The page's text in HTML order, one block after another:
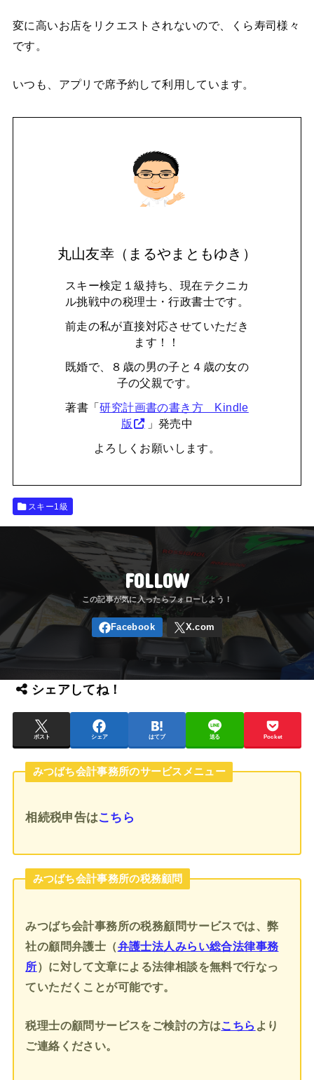
変に高いお店をリクエストされないので、くら寿司様々
です。
いつも、アプリで席予約して利用しています。
丸山友幸（まるやまともゆき）
スキー検定１級持ち、現在テクニカ
ル挑戦中の税理士・行政書士です。
前走の私が直接対応させていただき
ます！！
既婚で、８歳の男の子と４歳の女の
子の父親です。
著書「研究計画書の書き方 Kindle
版
」発売中
よろしくお願いします。
スキー1級
FOLLOW
シェアしてね！
ポスト シェア はてブ 送る Pocket
みつばち会計事務所のサービスメニュー
相続税申告はこちら
みつばち会計事務所の税務顧問
みつばち会計事務所の税務顧問サービスでは、弊
社の顧問弁護士（弁護士法人みらい総合法律事務
所）に対して文章による法律相談を無料で行なっ
ていただくことが可能です。
税理士の顧問サービスをご検討の方はこちら より
ご連絡ください。